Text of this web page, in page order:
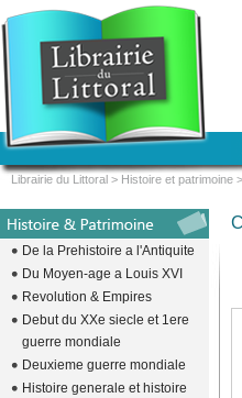
De la Prehistoire a l'Antiquite
Du Moyen-age a Louis XVI
Revolution & Empires
Debut du XXe siecle et 1ere
guerre mondiale
Deuxieme guerre mondiale
Histoire generale et histoire
Librairie du Littoral > Histoire et patrimoine >